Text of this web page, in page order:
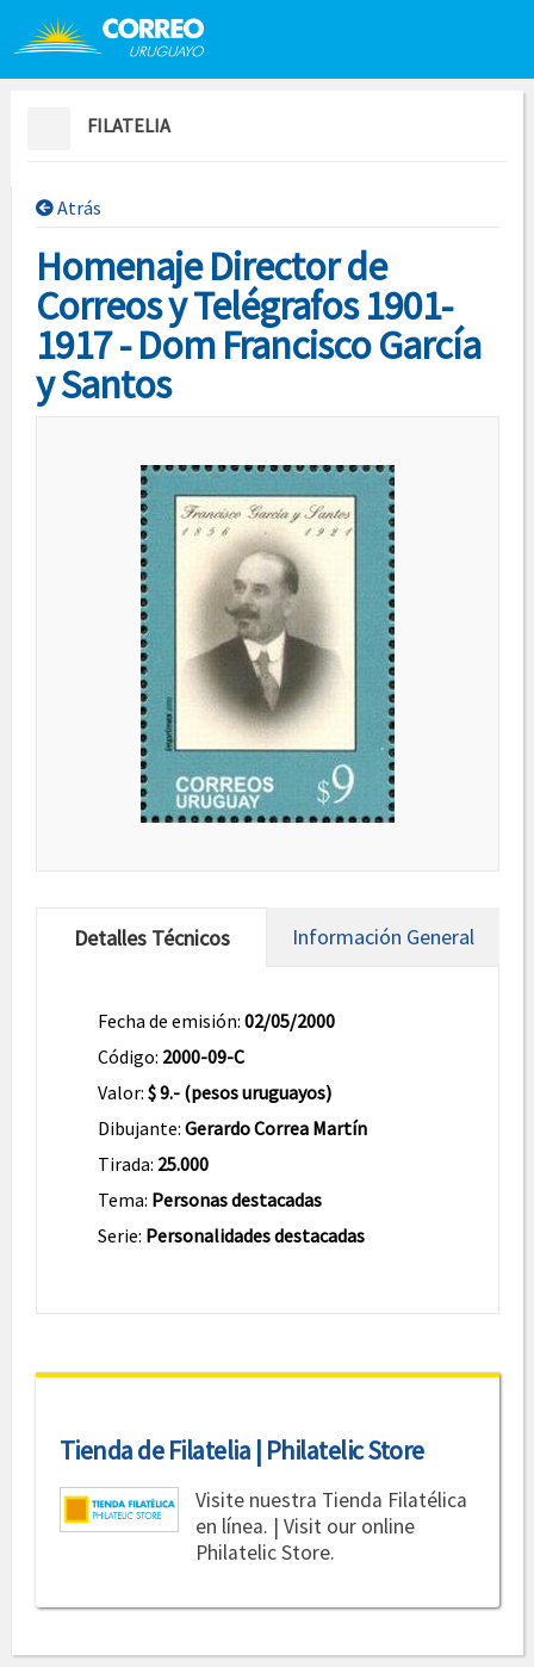
Saltar al contenido
FILATELIA
Atrás
Homenaje Director de
Correos y Telégrafos 1901-
1917 - Dom Francisco García
y Santos
Detalles Técnicos Información General
Fecha de emisión: 02/05/2000
Código: 2000-09-C
Valor: $ 9.- (pesos uruguayos)
Dibujante: Gerardo Correa Martín
Tirada: 25.000
Tema: Personas destacadas
Serie: Personalidades destacadas
Tienda de Filatelia | Philatelic Store
Visite nuestra Tienda Filatélica
en línea. | Visit our online
Philatelic Store.